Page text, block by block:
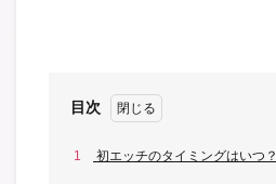
目次
1 初エッチのタイミングはいつ？